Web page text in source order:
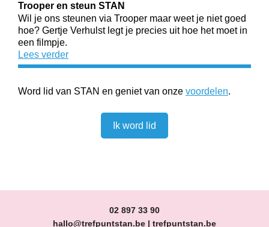
Trooper en steun STAN
Wil je ons steunen via Trooper maar weet je niet goed
hoe? Gertje Verhulst legt je precies uit hoe het moet in
een filmpje.
Lees verder
Word lid van STAN en geniet van onze voordelen.
Ik word lid
02 897 33 90
hallo@trefpuntstan.be | trefpuntstan.be